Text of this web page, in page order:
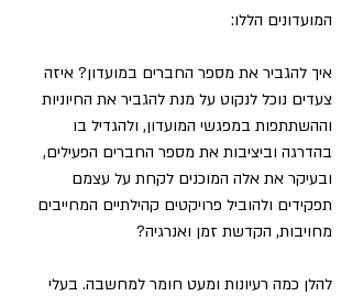
המועדונים הללו:
איך להגביר את מספר החברים במועדון? איזה
צעדים נוכל לנקוט על מנת להגביר את החיוניות
וההשתתפות במפגשי המועדון, ולהגדיל בו
בהדרגה וביציבות את מספר החברים הפעילים,
ובעיקר את אלה המוכנים לקחת על עצמם
תפקידים ולהוביל פרויקטים קהילתיים המחייבים
מחויבות, הקדשת זמן ואנרגיה?
להלן כמה רעיונות ומעט חומר למחשבה. בעלי